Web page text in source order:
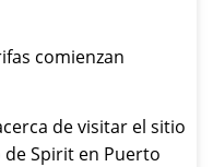
comienzan
de visitar el sitio
Spirit en Puerto